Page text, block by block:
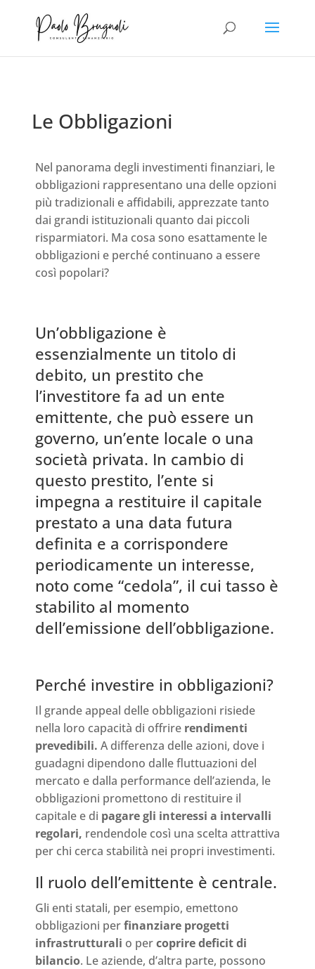
Le Obbligazioni
Nel panorama degli investimenti finanziari, le
obbligazioni rappresentano una delle opzioni
più tradizionali e affidabili, apprezzate tanto
dai grandi istituzionali quanto dai piccoli
risparmiatori. Ma cosa sono esattamente le
obbligazioni e perché continuano a essere
così popolari?
Un’obbligazione è
essenzialmente un titolo di
debito, un prestito che
l’investitore fa ad un ente
emittente, che può essere un
governo, un’ente locale o una
società privata. In cambio di
questo prestito, l’ente si
impegna a restituire il capitale
prestato a una data futura
definita e a corrispondere
periodicamente un interesse,
noto come “cedola”, il cui tasso è
stabilito al momento
dell’emissione dell’obbligazione.
Perché investire in obbligazioni?
Il grande appeal delle obbligazioni risiede
nella loro capacità di offrire rendimenti
prevedibili. A differenza delle azioni, dove i
guadagni dipendono dalle fluttuazioni del
mercato e dalla performance dell’azienda, le
obbligazioni promettono di restituire il
capitale e di pagare gli interessi a intervalli
regolari, rendendole così una scelta attrattiva
per chi cerca stabilità nei propri investimenti.
Il ruolo dell’emittente è centrale.
Gli enti statali, per esempio, emettono
obbligazioni perfinanziare progetti
infrastrutturali o percoprire deficit di
bilancio. Le aziende, d’altra parte, possono